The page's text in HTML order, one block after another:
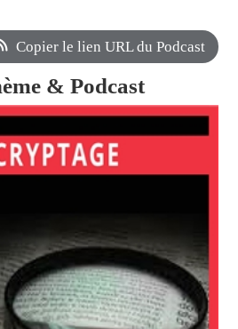
Copier le lien URL du Podcast
& Podcast